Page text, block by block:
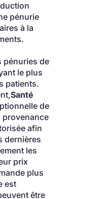
pénurie
à la
pénuries de
le plus
patients.
Santé
de
provenance
afin
dernières
les
prix
plus
est
être